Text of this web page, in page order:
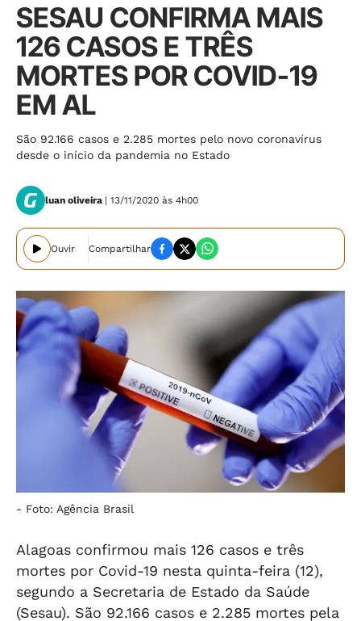
SESAU CONFIRMA MAIS
126 CASOS E TRÊS
MORTES POR COVID-19
EM AL
São 92.166 casos e 2.285 mortes pelo novo coronavírus
desde o início da pandemia no Estado
luan oliveira | 13/11/2020 às 4h00
Ouvir Compartilhar
- Foto: Agência Brasil
Alagoas confirmou mais 126 casos e três
mortes por Covid-19 nesta quinta-feira (12),
segundo a Secretaria de Estado da Saúde
(Sesau). São 92.166 casos e 2.285 mortes pela